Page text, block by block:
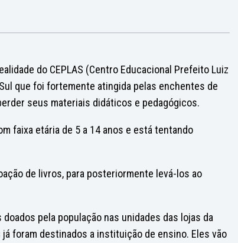
do CEPLAS (Centro Educacional Prefeito Luiz
que foi fortemente atingida pelas enchentes de
seus materiais didáticos e pedagógicos.
faixa etária de 5 a 14 anos e está tentando
de livros, para posteriormente levá-los ao
pela população nas unidades das lojas da
foram destinados a instituição de ensino. Eles vão